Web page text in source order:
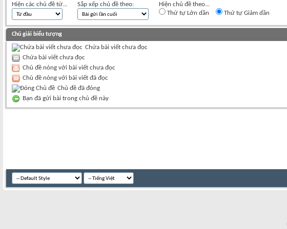
Hiện các chủ đề từ... Sắp xếp chủ đề theo:
Hiện chủ đề theo...
Thứ tự Lớn dần
Thứ tự Giảm dần
Chú giải biểu tượng
Chứa bài viết chưa đọc
Chứa bài viết chưa đọc
Chủ đề nóng với bài viết chưa đọc
Chủ đề nóng với bài viết đã đọc
Chủ đề đã đóng
Bạn đã gửi bài trong chủ đề này